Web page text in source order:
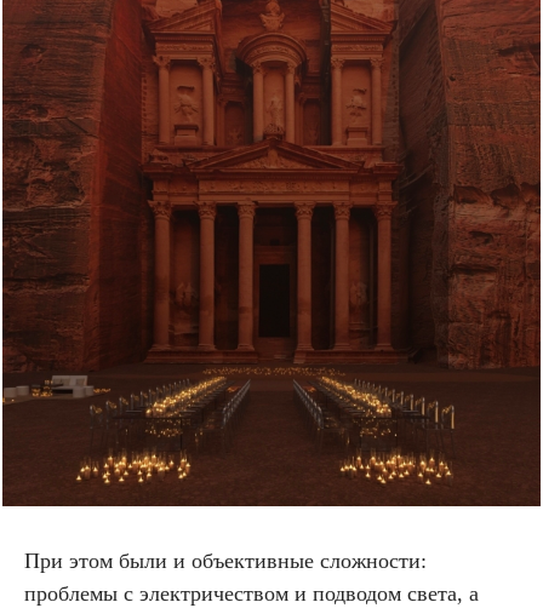
При этом были и объективные сложности:
проблемы с электричеством и подводом света, а